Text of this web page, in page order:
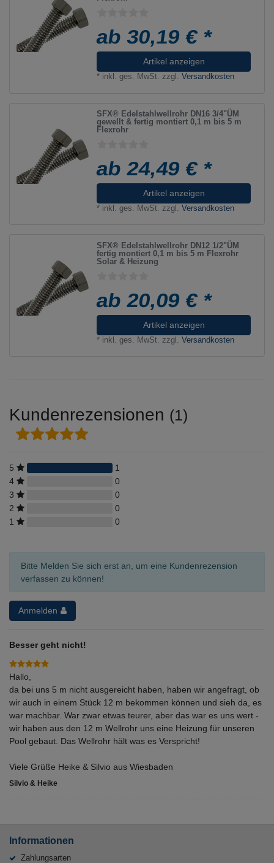
ab 30,19 € *
Artikel anzeigen
* inkl. ges. MwSt. zzgl.Versandkosten
SFX® Edelstahlwellrohr DN16 3/4"ÜM
gewellt & fertig montiert 0,1 m bis 5 m
Flexrohr
ab 24,49 € *
Artikel anzeigen
* inkl. ges. MwSt. zzgl.Versandkosten
SFX® Edelstahlwellrohr DN12 1/2"ÜM
fertig montiert 0,1 m bis 5 m Flexrohr
Solar & Heizung
ab 20,09 € *
Artikel anzeigen
* inkl. ges. MwSt. zzgl.Versandkosten
Kundenrezensionen (1)
5
1
4
0
3
0
2
0
1
0
Bitte Melden Sie sich erst an, um eine Kundenrezension
verfassen zu können!
Anmelden
Besser geht nicht!
Hallo,
da bei uns 5 m nicht ausgereicht haben, haben wir angefragt, ob
wir auch in einem Stück 12 m bekommen können und sieh da, es
war machbar. War zwar etwas teurer, aber das war es uns wert -
wir haben aus den 12 m Wellrohr uns eine Heizung für unseren
Pool gebaut. Das Wellrohr hält was es Verspricht!
Viele Grüße Heike & Silvio aus Wiesbaden
Silvio & Heike
Informationen
Zahlungsarten